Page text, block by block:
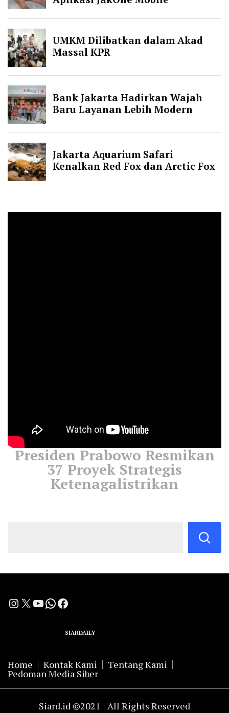
Presiden Prabowo Resmikan
37 Proyek Strategis
Ketenagalistrikan
Instagram
X YouTube
WhatsApp
Facebook
SIARDAILY
Home Kontak Kami Tentang Kami
Pedoman Media Siber
Siard.id ©2021 | All Rights Reserved